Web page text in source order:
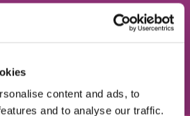
content and ads, to
and to analyse our traffic.
ist ein
anfällt